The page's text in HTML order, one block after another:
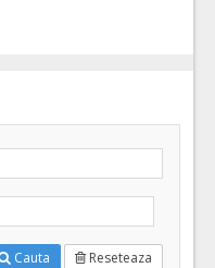
Cauta Reseteaza